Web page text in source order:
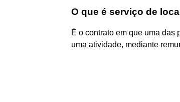
O que é serviço de
É o contrato em que uma das
uma atividade, mediante